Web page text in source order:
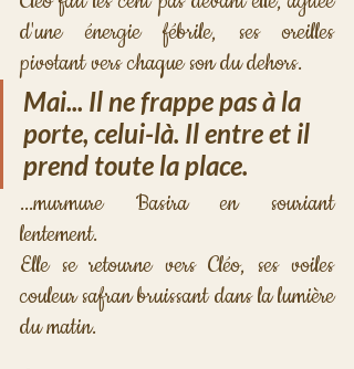
d'une énergie fébrile, ses oreilles
pivotant vers chaque son du dehors.
Mai... Il ne frappe pas à la
porte, celui-là. Il entre et il
prend toute la place.
...murmure Basira en souriant
lentement.
Elle se retourne vers Cléo, ses voiles
couleur safran bruissant dans la lumière
du matin.